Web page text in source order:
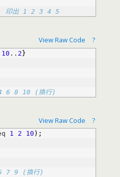
, 印出 1 2 3 4 5
View Raw Code ?
10 .. 2}
6 8 10 (換行)
View Raw Code ?
1 2 10 ) ;
7 9 (換行)